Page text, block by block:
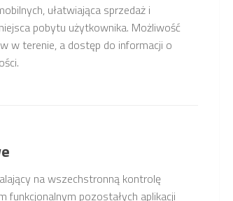
ułatwiająca sprzedaż i
pobytu użytkownika. Możliwość
w terenie, a dostęp do informacji o
na wszechstronną kontrolę
funkcjonalnym pozostałych aplikacji